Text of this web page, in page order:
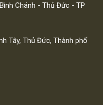
Chánh - Thủ Đức - TP
Tây, Thủ Đức, Thành phố